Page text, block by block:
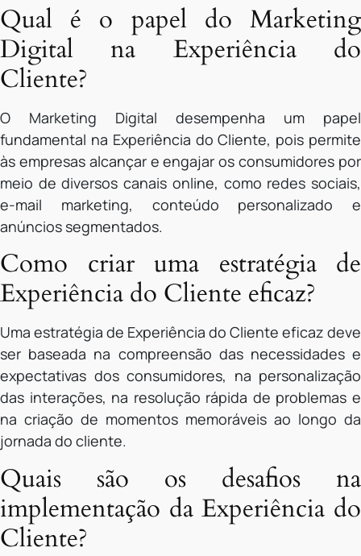
Qual é o papel do Marketing
Digital na Experiência do
Cliente?
O Marketing Digital desempenha um papel
fundamental na Experiência do Cliente, pois permite
às empresas alcançar e engajar os consumidores por
meio de diversos canais online, como redes sociais,
e-mail marketing, conteúdo personalizado e
anúncios segmentados.
Como criar uma estratégia de
Experiência do Cliente eficaz?
Uma estratégia de Experiência do Cliente eficaz deve
ser baseada na compreensão das necessidades e
expectativas dos consumidores, na personalização
das interações, na resolução rápida de problemas e
na criação de momentos memoráveis ao longo da
jornada do cliente.
Quais são os desafios na
implementação da Experiência do
Cliente?